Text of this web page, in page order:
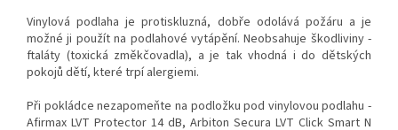
Vinylová podlaha je protiskluzná, dobře odolává požáru a je
možné ji použít na podlahové vytápění. Neobsahuje škodliviny -
ftaláty (toxická změkčovadla), a je tak vhodná i do dětských
pokojů dětí, které trpí alergiemi.
Při pokládce nezapomeňte na podložku pod vinylovou podlahu -
Afirmax LVT Protector 14 dB, Arbiton Secura LVT Click Smart N